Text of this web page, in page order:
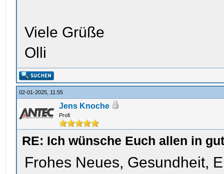
Viele Grüße
Olli
02-01-2025, 11:55
Jens Knoche
Profi
RE: Ich wünsche Euch allen in
Frohes Neues, Gesundheit,